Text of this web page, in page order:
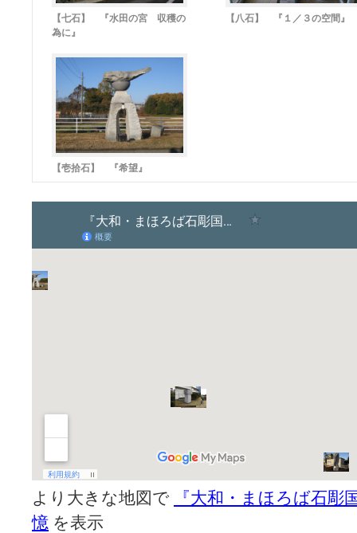
【七石】 『水田の宮 収穫の
為に』
【八石】 『１／３の空間』
【壱拾石】 『希望』
より大きな地図で
『大和・まほろば石
憶 を表示